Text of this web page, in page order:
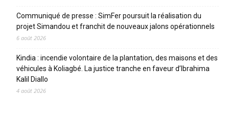
Communiqué de presse : SimFer poursuit la réalisation du
projet Simandou et franchit de nouveaux jalons opérationnels
6 août 2026
Kindia : incendie volontaire de la plantation, des maisons et des
véhicules à Koliagbé. La justice tranche en faveur d’Ibrahima
Kalil Diallo
4 août 2026